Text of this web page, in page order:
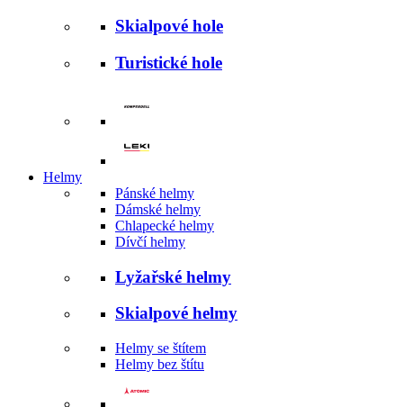
Skialpové hole
Turistické hole
Helmy
Pánské helmy
Dámské helmy
Chlapecké helmy
Dívčí helmy
Lyžařské helmy
Skialpové helmy
Helmy se štítem
Helmy bez štítu